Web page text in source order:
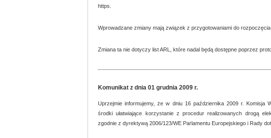
https.
Wprowadzane zmiany mają związek z przygotowaniami do rozpoczęcia
Zmiana ta nie dotyczy list ARL, które nadal będą dostępne poprzez
Komunikat z dnia 01 grudnia 2009 r.
Uprzejmie informujemy, że w dniu 16 października 2009 r. Komisja
środki ułatwiające korzystanie z procedur realizowanych drogą
zgodnie z dyrektywą 2006/123/WE Parlamentu Europejskiego i Rady